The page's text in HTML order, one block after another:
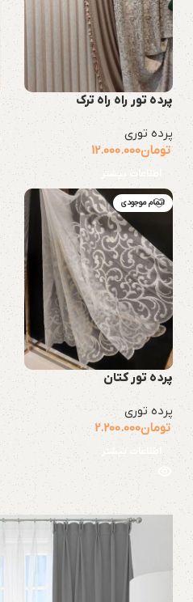
پرده تور راه راه ترک
پرده توری
تومان12.000.000
اطلاعات بیشتر
اتمام موجودی
پرده تور کتان
پرده توری
تومان2.200.000
اطلاعات بیشتر